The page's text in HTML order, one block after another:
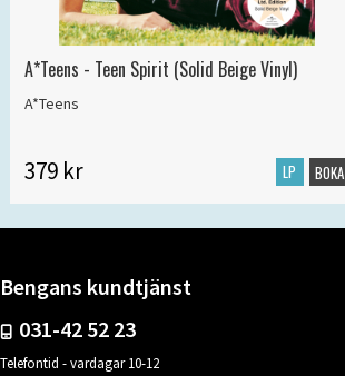
A*Teens - Teen Spirit (Solid Beige Vinyl)
A*Teens
379 kr LP BOKA
Bengans kundtjänst
031-42 52 23
Telefontid - vardagar 10-12